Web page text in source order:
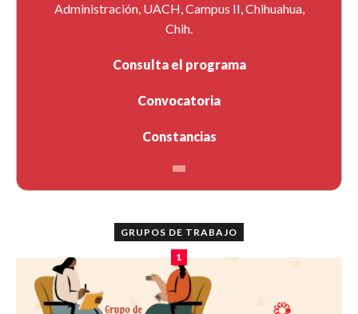
Administración, UACH, Campus II, Chihuahua,
Chih.
Consulta el programa
Convocatoria
Constancias
GRUPOS DE TRABAJO
1